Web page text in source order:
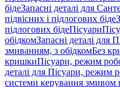
бідеЗапасні деталі для
підвісних і підлогових біде
підлогових бідеПісуари
обідкомЗапасні деталі для
змиванням, з обідкомБез
кришкиПісуари, режим
деталі для Пісуари, режим
системи керування змивом